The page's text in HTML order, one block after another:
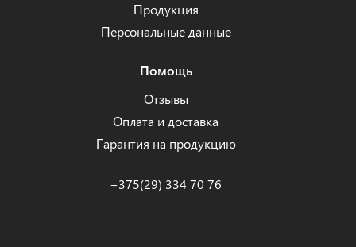
Продукция
Персональные данные
Помощь
Отзывы
Оплата и доставка
Гарантия на продукцию
+375(29) 334 70 76